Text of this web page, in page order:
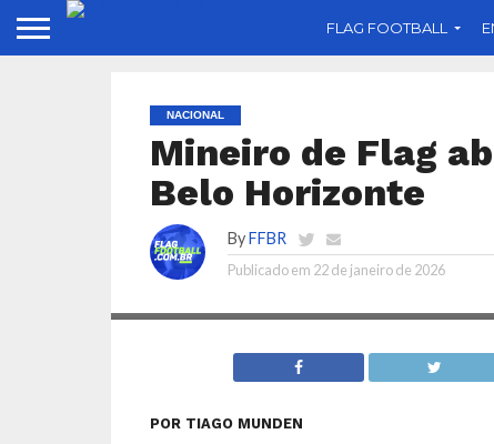
FLAG FOOTBALL
NACIONAL
Mineiro de Flag
Belo Horizonte
ByFFBR
Publicado em 22 de janeiro de 2026
POR TIAGO MUNDEN